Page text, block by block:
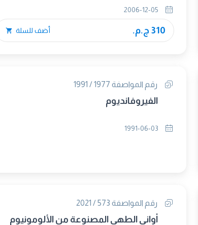
310 ج.م. أضف للسلة
رقم المواصفة 1977 / 1991
الفيروفانديوم
رقم المواصفة 573 / 2021
أواني الطهي المصنوعة من الألومونيوم